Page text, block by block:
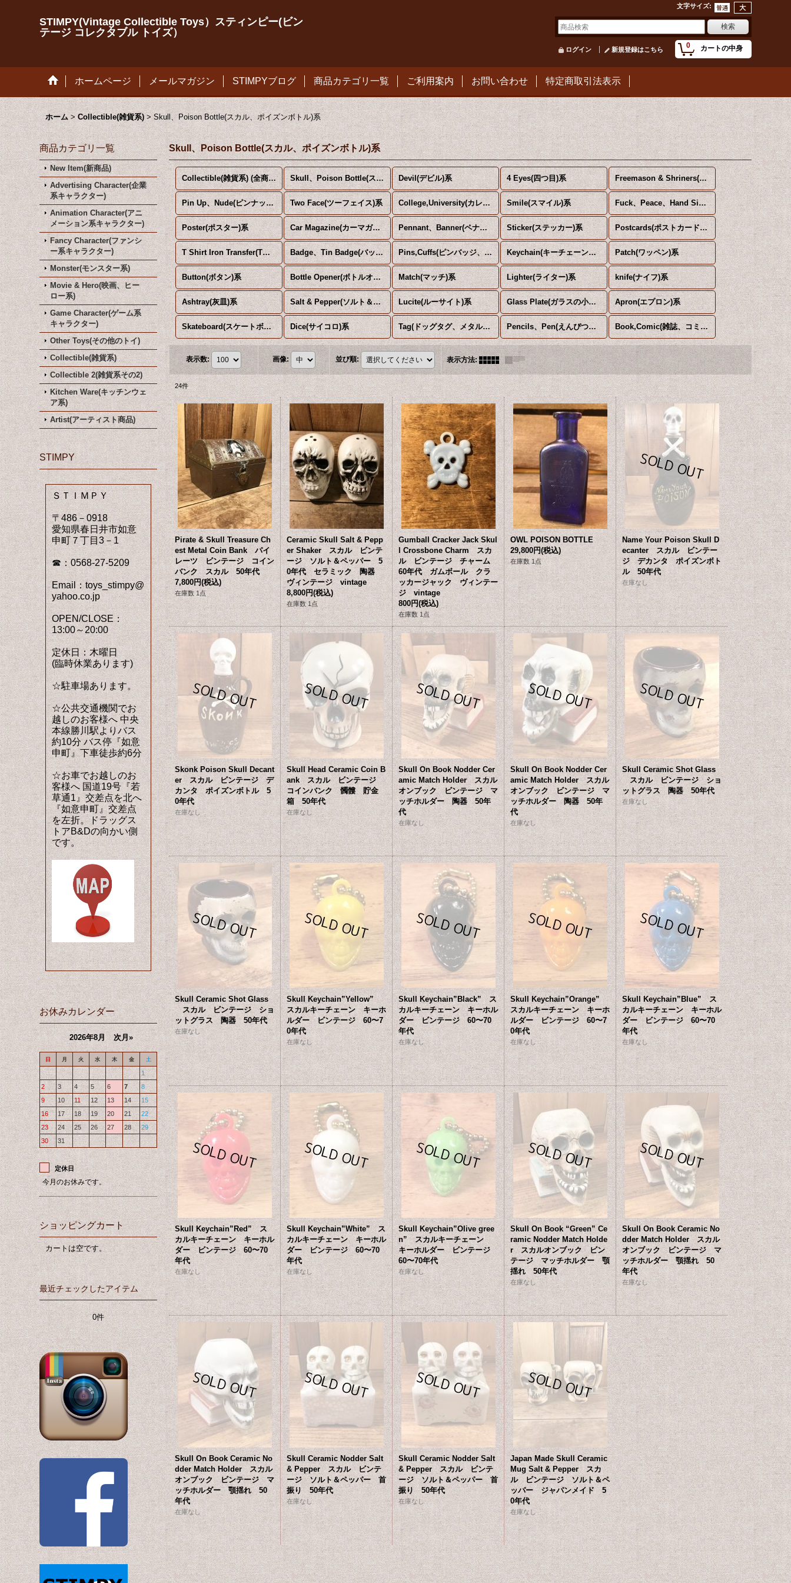
文字サイズ:
STIMPY(Vintage Collectible Toys）スティンピー(ビン
テージ コレクタブル トイズ）
0 カートの中身
ログイン 新規登録はこちら
ホームページ メールマガジン STIMPYブログ 商品カテゴリ一覧 ご利用案内 お問い合わせ 特定商取引法表示
ホーム > Collectible(雑貨系) > Skull、Poison Bottle(スカル、ポイズンボトル)系
商品カテゴリ一覧
New Item(新商品)
Advertising Character(企業
系キャラクター)
Animation Character(アニ
メーション系キャラクター)
Fancy Character(ファンシ
ー系キャラクター)
Monster(モンスター系)
Movie & Hero(映画、ヒー
ロー系)
Game Character(ゲーム系
キャラクター)
Other Toys(その他のトイ)
Collectible(雑貨系)
Collectible 2(雑貨系その2)
Kitchen Ware(キッチンウェ
ア系)
Artist(アーティスト商品)
STIMPY
ＳＴＩＭＰＹ
〒486－0918
愛知県春日井市如意
申町７丁目3－1
☎：0568-27-5209
Email：toys_stimpy@
yahoo.co.jp
OPEN/CLOSE：
13:00～20:00
定休日：木曜日
(臨時休業あります)
☆駐車場あります。
☆公共交通機関でお
越しのお客様へ 中央
本線勝川駅よりバス
約10分 バス停『如意
申町』下車徒歩約6分
☆お車でお越しのお
客様へ 国道19号『若
草通1』交差点を北へ
『如意申町』交差点
を左折。ドラッグス
トアB&Dの向かい側
です。
お休みカレンダー
2026年8月 次月»
日 月 火 水 木 金 土
1
2
3 4 5 6 7
8
9
10 11 12 13 14
15
16
17 18 19 20 21
22
23
24 25 26 27 28
29
30
31
定休日
今月のお休みです。
ショッピングカート
カートは空です。
最近チェックしたアイテム
0件
Skull、Poison Bottle(スカル、ポイズンボトル)系
Collectible(雑貨系) (全商品) Skull、Poison Bottle(スカル、ポイズンボトル)系 Devil(デビル)系 4 Eyes(四つ目)系 Freemason & Shriners(フリーメーソン＆シュライナーズ)系
Pin Up、Nude(ピンナップ、ヌード) 系 Two Face(ツーフェイス)系 College,University(カレッジ、ユニバーシティ)系 Smile(スマイル)系 Fuck、Peace、Hand Sign(ファック、ピース、ハンドサイン)系
Poster(ポスター)系 Car Magazine(カーマガジン)系 Pennant、Banner(ペナント、バナー)系 Sticker(ステッカー)系 Postcards(ポストカード)系
T Shirt Iron Transfer(Tシャツ用転写シート)系 Badge、Tin Badge(バッジ、缶バッジ)系 Pins,Cuffs(ピンバッジ、メタル製バッジ、カフス)系 Keychain(キーチェーン、キーホルダー)系 Patch(ワッペン)系
Button(ボタン)系 Bottle Opener(ボトルオープナー)系 Match(マッチ)系 Lighter(ライター)系 knife(ナイフ)系
Ashtray(灰皿)系 Salt & Pepper(ソルト＆ペッパー)系 Lucite(ルーサイト)系 Glass Plate(ガラスの小皿)系 Apron(エプロン)系
Skateboard(スケートボード)系 Dice(サイコロ)系 Tag(ドッグタグ、メタルタグ)系 Pencils、Pen(えんぴつ、ペン)系 Book,Comic(雑誌、コミック)系
表示数: 画像: 並び順: 表示方法:
24件
Pirate & Skull Treasure Ch
est Metal Coin Bank パイ
レーツ ビンテージ コイン
バンク スカル 50年代
7,800円(税込)
在庫数 1点
Ceramic Skull Salt & Pepp
er Shaker スカル ビンテ
ージ ソルト＆ペッパー 5
0年代 セラミック 陶器
ヴィンテージ vintage
8,800円(税込)
在庫数 1点
Gumball Cracker Jack Skul
l Crossbone Charm スカ
ル ビンテージ チャーム
60年代 ガムボール クラ
ッカージャック ヴィンテー
ジ vintage
800円(税込)
在庫数 1点
OWL POISON BOTTLE
29,800円(税込)
在庫数 1点
Name Your Poison Skull D
ecanter スカル ビンテー
ジ デカンタ ポイズンボト
ル 50年代
在庫なし
Skonk Poison Skull Decant
er スカル ビンテージ デ
カンタ ポイズンボトル 5
0年代
在庫なし
Skull Head Ceramic Coin B
ank スカル ビンテージ
コインバンク 髑髏 貯金
箱 50年代
在庫なし
Skull On Book Nodder Cer
amic Match Holder スカル
オンブック ビンテージ マ
ッチホルダー 陶器 50年
代
在庫なし
Skull On Book Nodder Cer
amic Match Holder スカル
オンブック ビンテージ マ
ッチホルダー 陶器 50年
代
在庫なし
Skull Ceramic Shot Glass
スカル ビンテージ ショ
ットグラス 陶器 50年代
在庫なし
Skull Ceramic Shot Glass
スカル ビンテージ ショ
ットグラス 陶器 50年代
在庫なし
Skull Keychain”Yellow”
スカルキーチェーン キーホ
ルダー ビンテージ 60〜7
0年代
在庫なし
Skull Keychain”Black” ス
カルキーチェーン キーホル
ダー ビンテージ 60〜70
年代
在庫なし
Skull Keychain”Orange”
スカルキーチェーン キーホ
ルダー ビンテージ 60〜7
0年代
在庫なし
Skull Keychain”Blue” ス
カルキーチェーン キーホル
ダー ビンテージ 60〜70
年代
在庫なし
Skull Keychain”Red” ス
カルキーチェーン キーホル
ダー ビンテージ 60〜70
年代
在庫なし
Skull Keychain”White” ス
カルキーチェーン キーホル
ダー ビンテージ 60〜70
年代
在庫なし
Skull Keychain”Olive gree
n” スカルキーチェーン
キーホルダー ビンテージ
60〜70年代
在庫なし
Skull On Book “Green” Ce
ramic Nodder Match Holde
r スカルオンブック ビン
テージ マッチホルダー 顎
揺れ 50年代
在庫なし
Skull On Book Ceramic No
dder Match Holder スカル
オンブック ビンテージ マ
ッチホルダー 顎揺れ 50
年代
在庫なし
Skull On Book Ceramic No
dder Match Holder スカル
オンブック ビンテージ マ
ッチホルダー 顎揺れ 50
年代
在庫なし
Skull Ceramic Nodder Salt
& Pepper スカル ビンテ
ージ ソルト＆ペッパー 首
振り 50年代
在庫なし
Skull Ceramic Nodder Salt
& Pepper スカル ビンテ
ージ ソルト＆ペッパー 首
振り 50年代
在庫なし
Japan Made Skull Ceramic
Mug Salt & Pepper スカ
ル ビンテージ ソルト＆ペ
ッパー ジャパンメイド 5
0年代
在庫なし